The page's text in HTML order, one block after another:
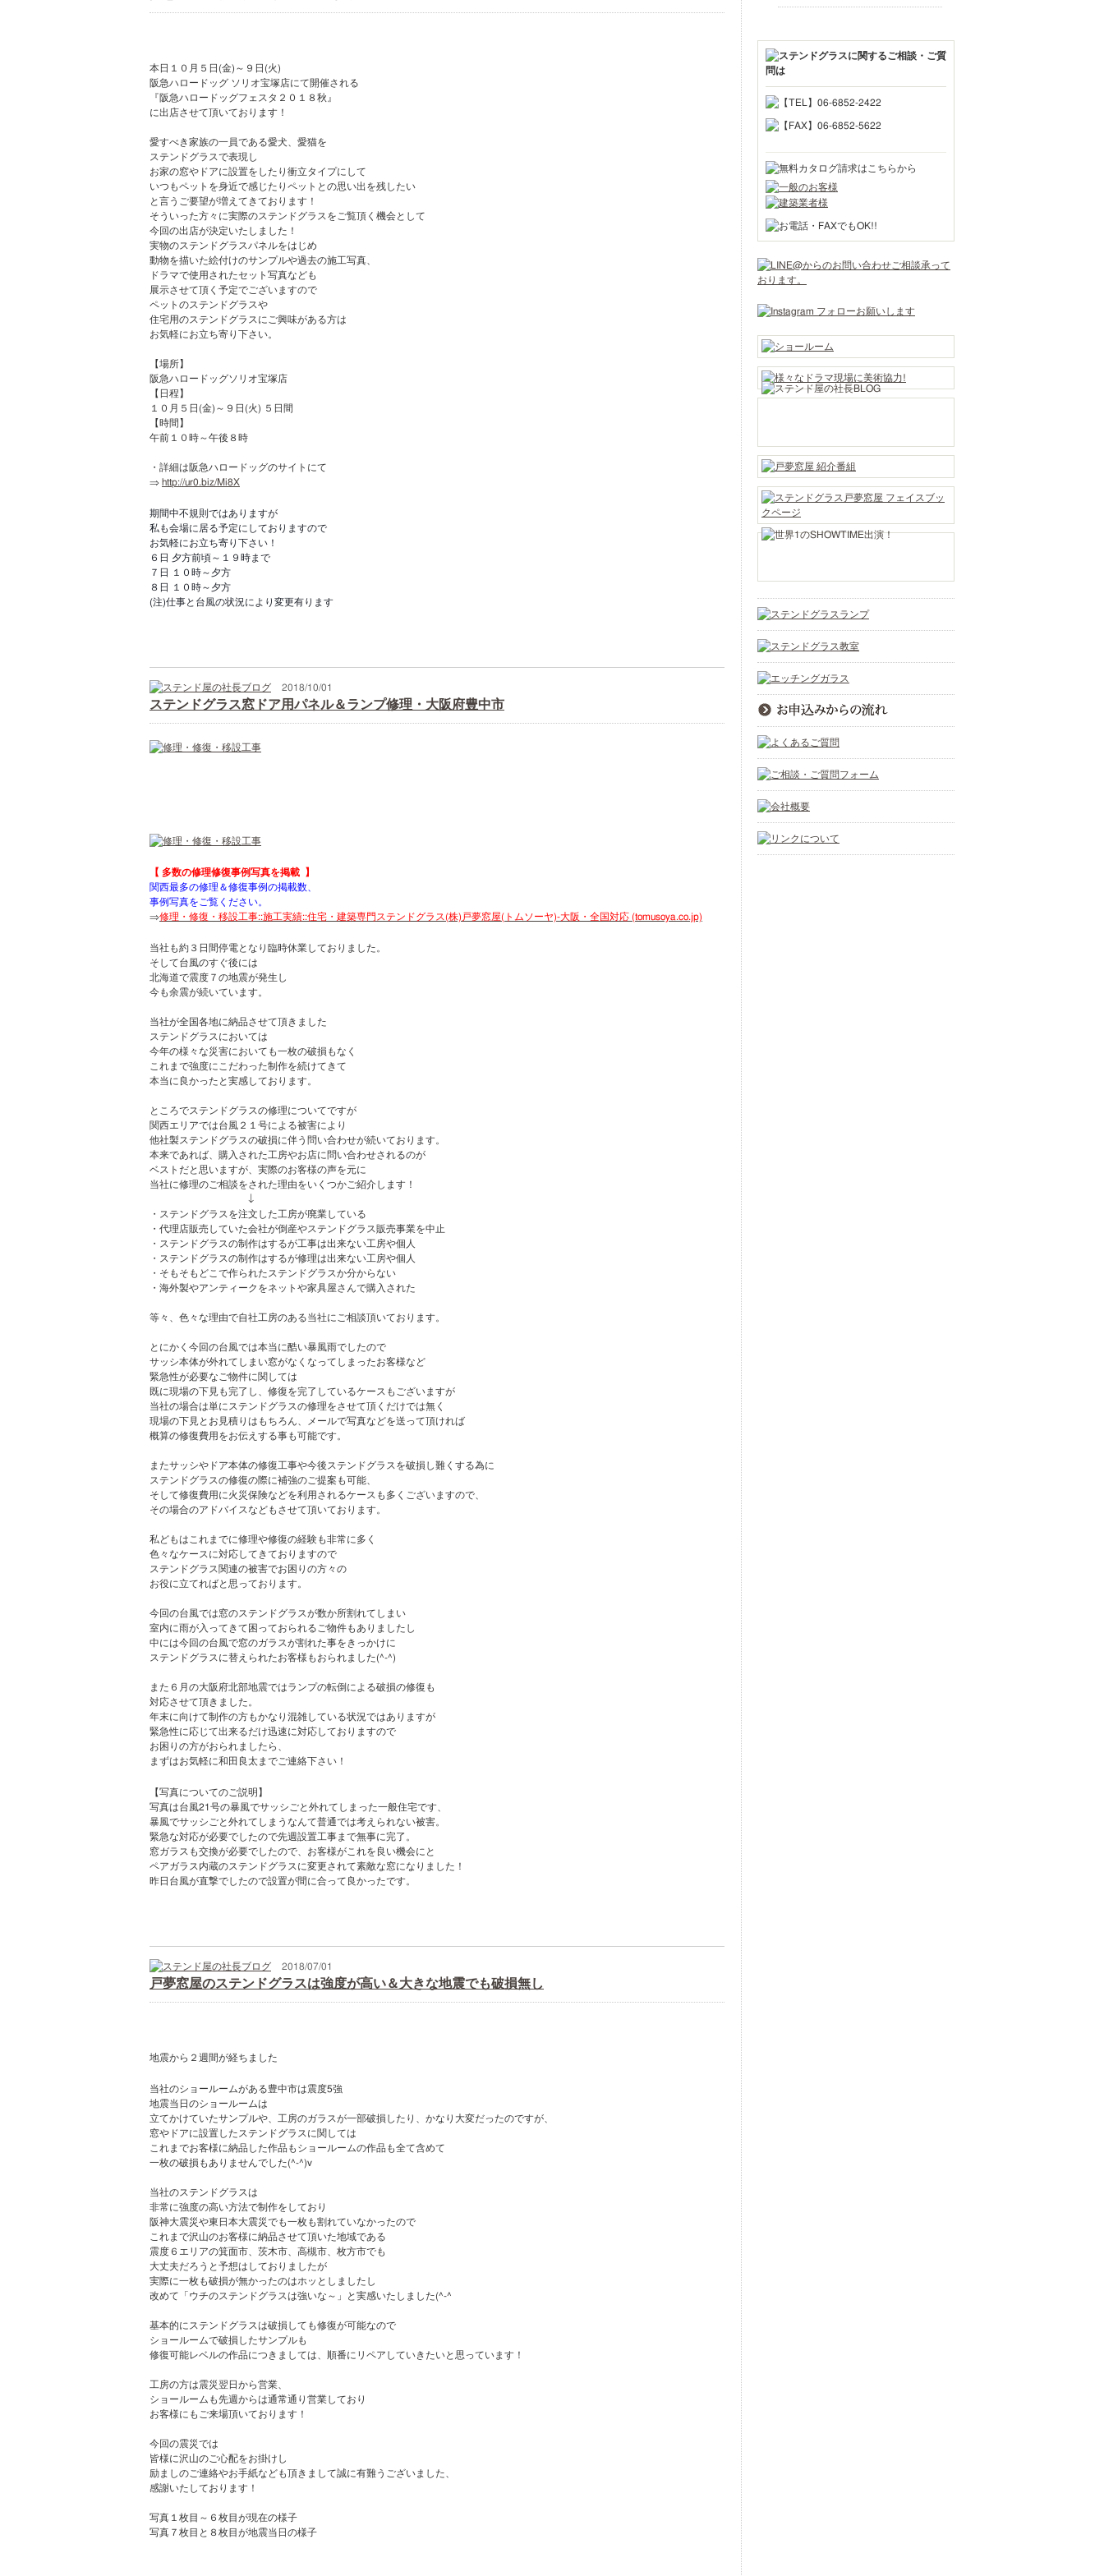
本日１０月５日(金)～９日(火)
阪急ハロードッグ ソリオ宝塚店にて開催される
『阪急ハロードッグフェスタ２０１８秋』
に出店させて頂いております！
愛すべき家族の一員である愛犬、愛猫を
ステンドグラスで表現し
お家の窓やドアに設置をしたり衝立タイプにして
いつもペットを身近で感じたりペットとの思い出を残したい
と言うご要望が増えてきております！
そういった方々に実際のステンドグラスをご覧頂く機会として
今回の出店が決定いたしました！
実物のステンドグラスパネルをはじめ
動物を描いた絵付けのサンプルや過去の施工写真、
ドラマで使用されたセット写真なども
展示させて頂く予定でございますので
ペットのステンドグラスや
住宅用のステンドグラスにご興味がある方は
お気軽にお立ち寄り下さい。
【場所】
阪急ハロードッグソリオ宝塚店
【日程】
１０月５日(金)～９日(火) ５日間
【時間】
午前１０時～午後８時
・詳細は阪急ハロードッグのサイトにて
⇒ http://ur0.biz/Mi8X
期間中不規則ではありますが
私も会場に居る予定にしておりますので
お気軽にお立ち寄り下さい！
６日 夕方前頃～１９時まで
７日 １０時～夕方
８日 １０時～夕方
(注)仕事と台風の状況により変更有ります
2018/10/01
ステンドグラス窓ドア用パネル＆ランプ修理・大阪府豊中市
【 多数の修理修復事例写真を掲載 】
関西最多の修理＆修復事例の掲載数、
事例写真をご覧ください。
⇒修理・修復・移設工事::施工実績::住宅・建築専門ステンドグラス(株)戸夢窓屋(トムソーヤ)-大阪・全国対応 (tomusoya.co.jp)
当社も約３日間停電となり臨時休業しておりました。
そして台風のすぐ後には
北海道で震度７の地震が発生し
今も余震が続いています。
当社が全国各地に納品させて頂きました
ステンドグラスにおいては
今年の様々な災害においても一枚の破損もなく
これまで強度にこだわった制作を続けてきて
本当に良かったと実感しております。
ところでステンドグラスの修理についてですが
関西エリアでは台風２１号による被害により
他社製ステンドグラスの破損に伴う問い合わせが続いております。
本来であれば、購入された工房やお店に問い合わせされるのが
ベストだと思いますが、実際のお客様の声を元に
当社に修理のご相談をされた理由をいくつかご紹介します！
↓
・ステンドグラスを注文した工房が廃業している
・代理店販売していた会社が倒産やステンドグラス販売事業を中止
・ステンドグラスの制作はするが工事は出来ない工房や個人
・ステンドグラスの制作はするが修理は出来ない工房や個人
・そもそもどこで作られたステンドグラスか分からない
・海外製やアンティークをネットや家具屋さんで購入された
等々、色々な理由で自社工房のある当社にご相談頂いております。
とにかく今回の台風では本当に酷い暴風雨でしたので
サッシ本体が外れてしまい窓がなくなってしまったお客様など
緊急性が必要なご物件に関しては
既に現場の下見も完了し、修復を完了しているケースもございますが
当社の場合は単にステンドグラスの修理をさせて頂くだけでは無く
現場の下見とお見積りはもちろん、メールで写真などを送って頂ければ
概算の修復費用をお伝えする事も可能です。
またサッシやドア本体の修復工事や今後ステンドグラスを破損し難くする為に
ステンドグラスの修復の際に補強のご提案も可能、
そして修復費用に火災保険などを利用されるケースも多くございますので、
その場合のアドバイスなどもさせて頂いております。
私どもはこれまでに修理や修復の経験も非常に多く
色々なケースに対応してきておりますので
ステンドグラス関連の被害でお困りの方々の
お役に立てればと思っております。
今回の台風では窓のステンドグラスが数か所割れてしまい
室内に雨が入ってきて困っておられるご物件もありましたし
中には今回の台風で窓のガラスが割れた事をきっかけに
ステンドグラスに替えられたお客様もおられました(^-^)
また６月の大阪府北部地震ではランプの転倒による破損の修復も
対応させて頂きました。
年末に向けて制作の方もかなり混雑している状況ではありますが
緊急性に応じて出来るだけ迅速に対応しておりますので
お困りの方がおられましたら、
まずはお気軽に和田良太までご連絡下さい！
【写真についてのご説明】
写真は台風21号の暴風でサッシごと外れてしまった一般住宅です、
暴風でサッシごと外れてしまうなんて普通では考えられない被害。
緊急な対応が必要でしたので先週設置工事まで無事に完了。
窓ガラスも交換が必要でしたので、お客様がこれを良い機会にと
ペアガラス内蔵のステンドグラスに変更されて素敵な窓になりました！
昨日台風が直撃でしたので設置が間に合って良かったです。
2018/07/01
戸夢窓屋のステンドグラスは強度が高い＆大きな地震でも破損無し
地震から２週間が経ちました
当社のショールームがある豊中市は震度5強
地震当日のショールームは
立てかけていたサンプルや、工房のガラスが一部破損したり、かなり大変だったのですが、
窓やドアに設置したステンドグラスに関しては
これまでお客様に納品した作品もショールームの作品も全て含めて
一枚の破損もありませんでした(^-^)v
当社のステンドグラスは
非常に強度の高い方法で制作をしており
阪神大震災や東日本大震災でも一枚も割れていなかったので
これまで沢山のお客様に納品させて頂いた地域である
震度６エリアの箕面市、茨木市、高槻市、枚方市でも
大丈夫だろうと予想はしておりましたが
実際に一枚も破損が無かったのはホッとしましたし
改めて「ウチのステンドグラスは強いな～」と実感いたしました(^-^ゞ
基本的にステンドグラスは破損しても修復が可能なので
ショールームで破損したサンプルも
修復可能レベルの作品につきましては、順番にリペアしていきたいと思っています！
工房の方は震災翌日から営業、
ショールームも先週からは通常通り営業しており
お客様にもご来場頂いております！
今回の震災では
皆様に沢山のご心配をお掛けし
励ましのご連絡やお手紙なども頂きまして誠に有難うございました、
感謝いたしております！
写真１枚目～６枚目が現在の様子
写真７枚目と８枚目が地震当日の様子